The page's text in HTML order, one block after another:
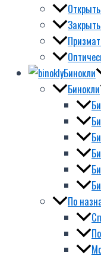
Бинокли
Бинокли
По